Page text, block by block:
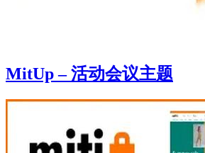
MitUp – 活动会议主题